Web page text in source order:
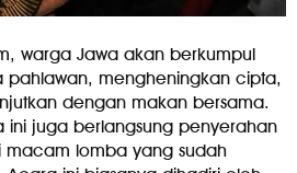
warga Jawa akan berkumpul
pahlawan, mengheningkan cipta,
dengan makan bersama.
ini juga berlangsung penyerahan
macam lomba yang sudah